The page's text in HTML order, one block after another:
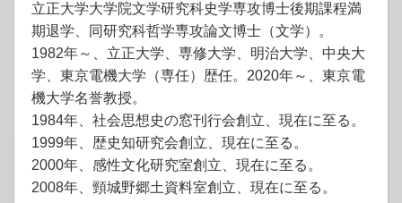
立正大学大学院文学研究科史学専攻博士後期課程満
期退学、同研究科哲学専攻論文博士（文学）。
1982年～、立正大学、専修大学、明治大学、中央大
学、東京電機大学（専任）歴任。2020年～、東京電
機大学名誉教授。
1984年、社会思想史の窓刊行会創立、現在に至る。
1999年、歴史知研究会創立、現在に至る。
2000年、感性文化研究室創立、現在に至る。
2008年、頸城野郷土資料室創立、現在に至る。